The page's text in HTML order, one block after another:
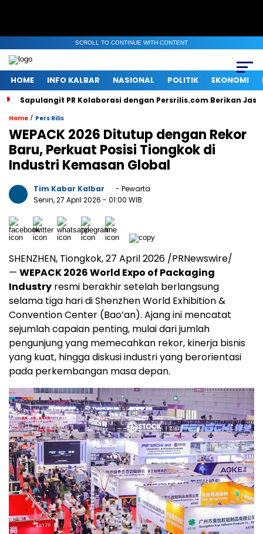
SCROLL TO CONTINUE WITH CONTENT
HOME INFO KALBAR NASIONAL POLITIK EKONOMI
Sapulangit PR Kolaborasi dengan Persrilis.com Berikan
Home / Pers Rilis
WEPACK 2026 Ditutup dengan Rekor
Baru, Perkuat Posisi Tiongkok di
Industri Kemasan Global
Tim Kabar Kalbar
- Pewarta
Senin, 27 April 2026 - 01:00 WIB
SHENZHEN, Tiongkok, 27 April 2026 /PRNewswire/
— WEPACK 2026 World Expo of Packaging
Industry resmi berakhir setelah berlangsung
selama tiga hari di Shenzhen World Exhibition &
Convention Center (Bao’an). Ajang ini mencatat
sejumlah capaian penting, mulai dari jumlah
pengunjung yang memecahkan rekor, kinerja bisnis
yang kuat, hingga diskusi industri yang berorientasi
pada perkembangan masa depan.